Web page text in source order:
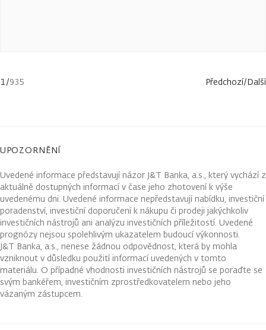
1/935 Předchozí/Další
UPOZORNĚNÍ
Uvedené informace představují názor J&T Banka, a.s., který vychází z
aktuálně dostupných informací v čase jeho zhotovení k výše
uvedenému dni. Uvedené informace nepředstavují nabídku, investiční
poradenství, investiční doporučení k nákupu či prodeji jakýchkoliv
investičních nástrojů ani analýzu investičních příležitostí. Uvedené
prognózy nejsou spolehlivým ukazatelem budoucí výkonnosti.
J&T Banka, a.s., nenese žádnou odpovědnost, která by mohla
vzniknout v důsledku použití informací uvedených v tomto
materiálu. O případné vhodnosti investičních nástrojů se poraďte se
svým bankéřem, investičním zprostředkovatelem nebo jeho
vázaným zástupcem.